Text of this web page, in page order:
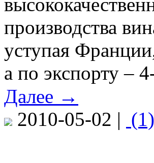
производства
уступая
а по экспорту –
Далее →
2010-05-02 | (1)